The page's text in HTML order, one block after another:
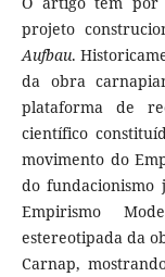
projeto
Aufbau.
da obra
plataforma de
científico
movimento do
do fundacionismo
Empirismo
estereotipada da
Carnap,